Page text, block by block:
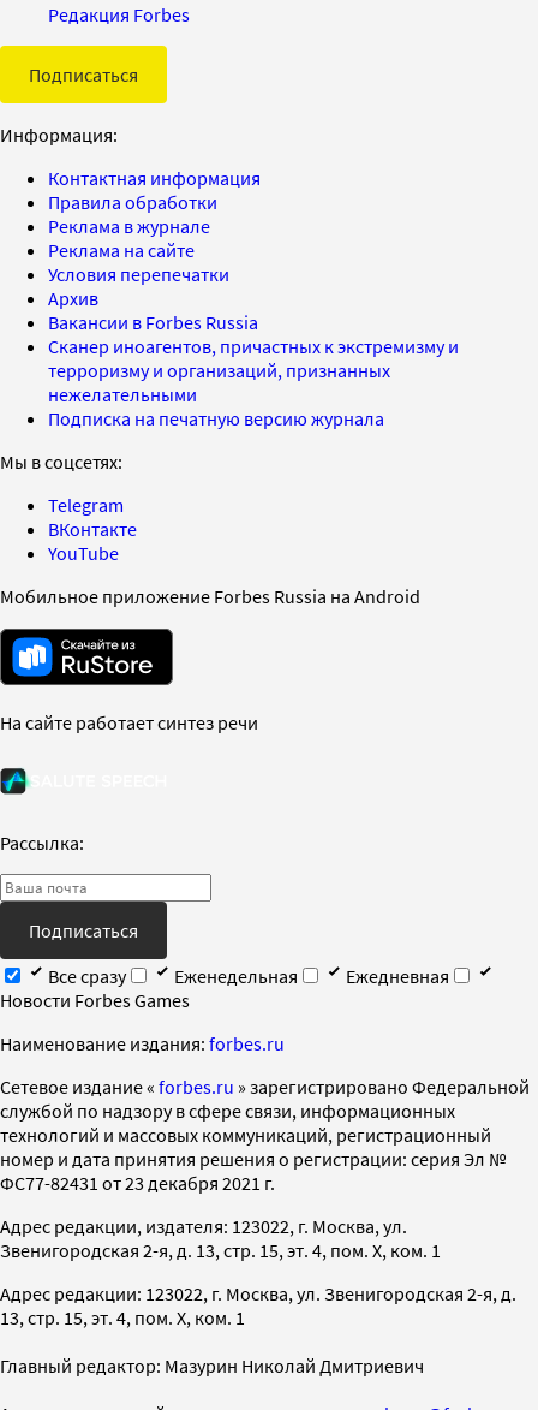
Редакция Forbes
Подписаться
Информация:
Контактная информация
Правила обработки
Реклама в журнале
Реклама на сайте
Условия перепечатки
Архив
Вакансии в Forbes Russia
Сканер иноагентов, причастных к экстремизму и
терроризму и организаций, признанных
нежелательными
Подписка на печатную версию журнала
Мы в соцсетях:
Telegram
ВКонтакте
YouTube
Мобильное приложение Forbes Russia на Android
На сайте работает синтез речи
Рассылка:
Подписаться
Все сразу
Еженедельная
Ежедневная
Новости Forbes Games
Наименование издания: forbes.ru
Cетевое издание « forbes.ru » зарегистрировано Федеральной
службой по надзору в сфере связи, информационных
технологий и массовых коммуникаций, регистрационный
номер и дата принятия решения о регистрации: серия Эл №
ФС77-82431 от 23 декабря 2021 г.
Адрес редакции, издателя: 123022, г. Москва, ул.
Звенигородская 2-я, д. 13, стр. 15, эт. 4, пом. X, ком. 1
Адрес редакции: 123022, г. Москва, ул. Звенигородская 2-я, д.
13, стр. 15, эт. 4, пом. X, ком. 1
Главный редактор: Мазурин Николай Дмитриевич